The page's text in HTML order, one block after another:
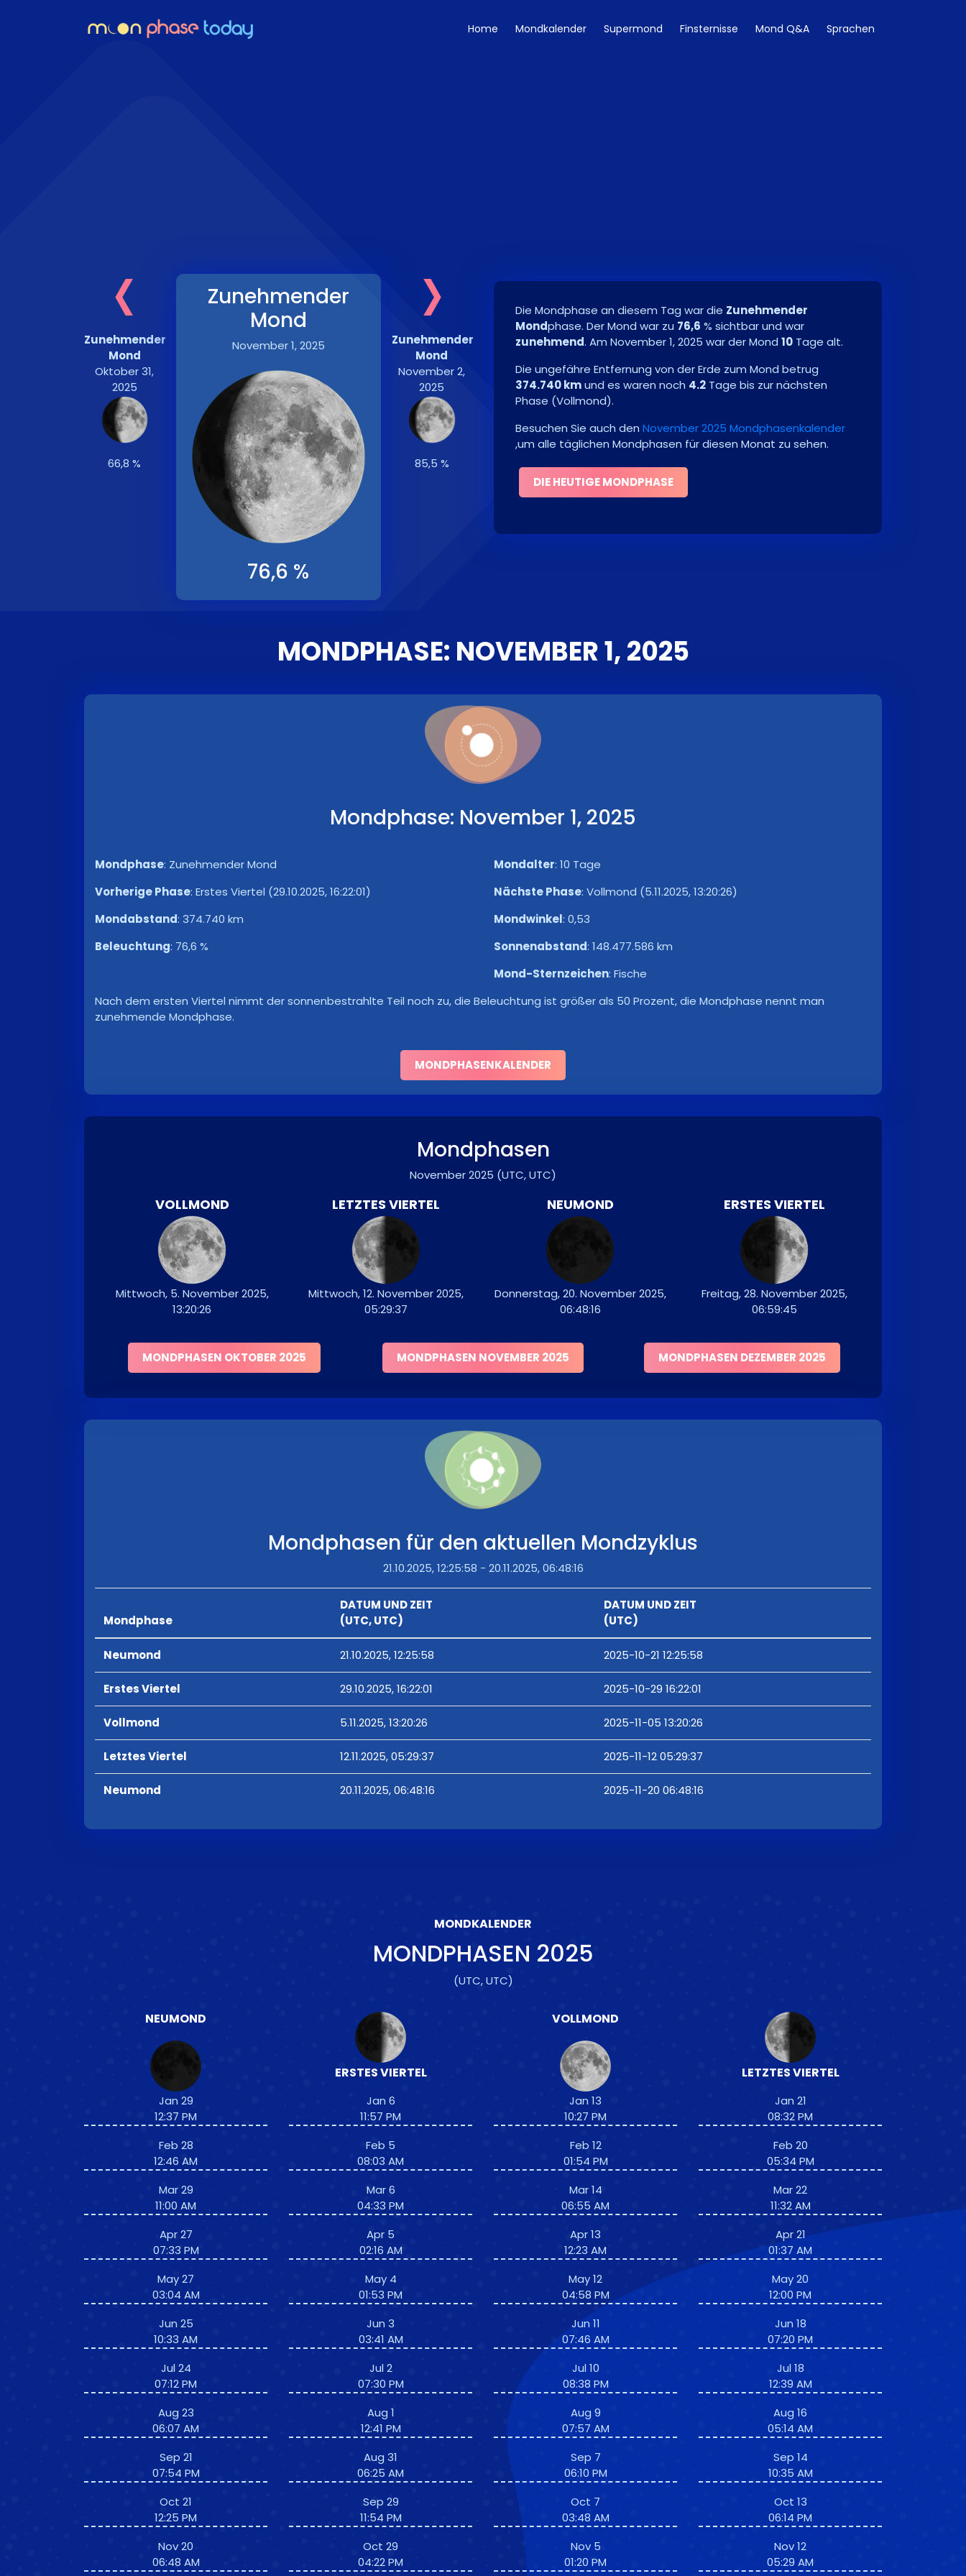
Home Mondkalender Supermond Finsternisse Mond Q&A Sprachen
‹
Zunehmender
Mond
Oktober 31,
2025
66,8 %
Zunehmender
Mond
November 1, 2025
76,6 %
›
Zunehmender
Mond
November 2,
2025
85,5 %
Die Mondphase an diesem Tag war die Zunehmender
Mondphase. Der Mond war zu 76,6 % sichtbar und war
zunehmend. Am November 1, 2025 war der Mond 10 Tage alt.
Die ungefähre Entfernung von der Erde zum Mond betrug
374.740 kmund es waren noch 4.2 Tage bis zur nächsten
Phase (Vollmond).
Besuchen Sie auch den November 2025 Mondphasenkalender
,um alle täglichen Mondphasen für diesen Monat zu sehen.
DIE HEUTIGE MONDPHASE
MONDPHASE: NOVEMBER 1, 2025
Mondphase: November 1, 2025
Mondphase: Zunehmender Mond
Vorherige Phase: Erstes Viertel (29.10.2025, 16:22:01)
Mondabstand: 374.740 km
Beleuchtung: 76,6 %
Mondalter: 10 Tage
Nächste Phase: Vollmond (5.11.2025, 13:20:26)
Mondwinkel: 0,53
Sonnenabstand: 148.477.586 km
Mond-Sternzeichen: Fische
Nach dem ersten Viertel nimmt der sonnenbestrahlte Teil noch zu, die Beleuchtung ist größer als 50 Prozent, die Mondphase nennt man
zunehmende Mondphase.
MONDPHASENKALENDER
Mondphasen
November 2025 (UTC, UTC)
VOLLMOND
Mittwoch, 5. November 2025,
13:20:26
LETZTES VIERTEL
Mittwoch, 12. November 2025,
05:29:37
NEUMOND
Donnerstag, 20. November 2025,
06:48:16
ERSTES VIERTEL
Freitag, 28. November 2025,
06:59:45
MONDPHASEN OKTOBER 2025 MONDPHASEN NOVEMBER 2025 MONDPHASEN DEZEMBER 2025
Mondphasen für den aktuellen Mondzyklus
21.10.2025, 12:25:58 - 20.11.2025, 06:48:16
Mondphase
DATUM UND ZEIT
(UTC, UTC)
DATUM UND ZEIT
(UTC)
Neumond 21.10.2025, 12:25:58 2025-10-21 12:25:58
Erstes Viertel 29.10.2025, 16:22:01 2025-10-29 16:22:01
Vollmond 5.11.2025, 13:20:26 2025-11-05 13:20:26
Letztes Viertel 12.11.2025, 05:29:37 2025-11-12 05:29:37
Neumond 20.11.2025, 06:48:16 2025-11-20 06:48:16
MONDKALENDER
MONDPHASEN 2025
(UTC, UTC)
NEUMOND
Jan 29
12:37 PM
Feb 28
12:46 AM
Mar 29
11:00 AM
Apr 27
07:33 PM
May 27
03:04 AM
Jun 25
10:33 AM
Jul 24
07:12 PM
Aug 23
06:07 AM
Sep 21
07:54 PM
Oct 21
12:25 PM
Nov 20
06:48 AM
ERSTES VIERTEL
Jan 6
11:57 PM
Feb 5
08:03 AM
Mar 6
04:33 PM
Apr 5
02:16 AM
May 4
01:53 PM
Jun 3
03:41 AM
Jul 2
07:30 PM
Aug 1
12:41 PM
Aug 31
06:25 AM
Sep 29
11:54 PM
Oct 29
04:22 PM
VOLLMOND
Jan 13
10:27 PM
Feb 12
01:54 PM
Mar 14
06:55 AM
Apr 13
12:23 AM
May 12
04:58 PM
Jun 11
07:46 AM
Jul 10
08:38 PM
Aug 9
07:57 AM
Sep 7
06:10 PM
Oct 7
03:48 AM
Nov 5
01:20 PM
LETZTES VIERTEL
Jan 21
08:32 PM
Feb 20
05:34 PM
Mar 22
11:32 AM
Apr 21
01:37 AM
May 20
12:00 PM
Jun 18
07:20 PM
Jul 18
12:39 AM
Aug 16
05:14 AM
Sep 14
10:35 AM
Oct 13
06:14 PM
Nov 12
05:29 AM